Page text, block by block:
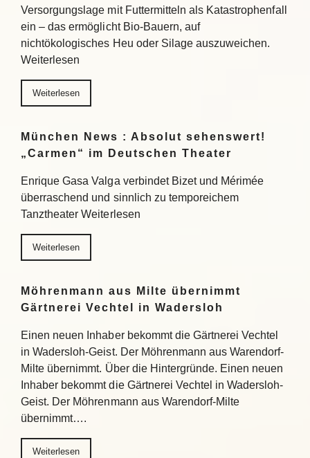
Versorgungslage mit Futtermitteln als Katastrophenfall
ein – das ermöglicht Bio-Bauern, auf
nichtökologisches Heu oder Silage auszuweichen.
Weiterlesen
Weiterlesen
München News : Absolut sehenswert!
„Carmen“ im Deutschen Theater
Enrique Gasa Valga verbindet Bizet und Mérimée
überraschend und sinnlich zu temporeichem
Tanztheater Weiterlesen
Weiterlesen
Möhrenmann aus Milte übernimmt
Gärtnerei Vechtel in Wadersloh
Einen neuen Inhaber bekommt die Gärtnerei Vechtel
in Wadersloh-Geist. Der Möhrenmann aus Warendorf-
Milte übernimmt. Über die Hintergründe. Einen neuen
Inhaber bekommt die Gärtnerei Vechtel in Wadersloh-
Geist. Der Möhrenmann aus Warendorf-Milte
übernimmt….
Weiterlesen